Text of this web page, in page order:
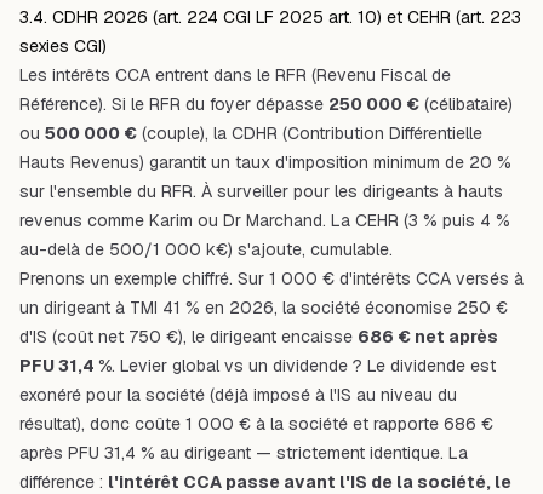
3.4. CDHR 2026 (art. 224 CGI LF 2025 art. 10) et CEHR (art. 223
sexies CGI)
Les intérêts CCA entrent dans le RFR (Revenu Fiscal de
Référence). Si le RFR du foyer dépasse 250 000 € (célibataire)
ou 500 000 € (couple), la CDHR (Contribution Différentielle
Hauts Revenus) garantit un taux d'imposition minimum de 20 %
sur l'ensemble du RFR. À surveiller pour les dirigeants à hauts
revenus comme Karim ou Dr Marchand. La CEHR (3 % puis 4 %
au-delà de 500/1 000 k€) s'ajoute, cumulable.
Prenons un exemple chiffré. Sur 1 000 € d'intérêts CCA versés à
un dirigeant à TMI 41 % en 2026, la société économise 250 €
d'IS (coût net 750 €), le dirigeant encaisse 686 € net après
PFU 31,4 %. Levier global vs un dividende ? Le dividende est
exonéré pour la société (déjà imposé à l'IS au niveau du
résultat), donc coûte 1 000 € à la société et rapporte 686 €
après PFU 31,4 % au dirigeant — strictement identique. La
différence : l'intérêt CCA passe avant l'IS de la société, le